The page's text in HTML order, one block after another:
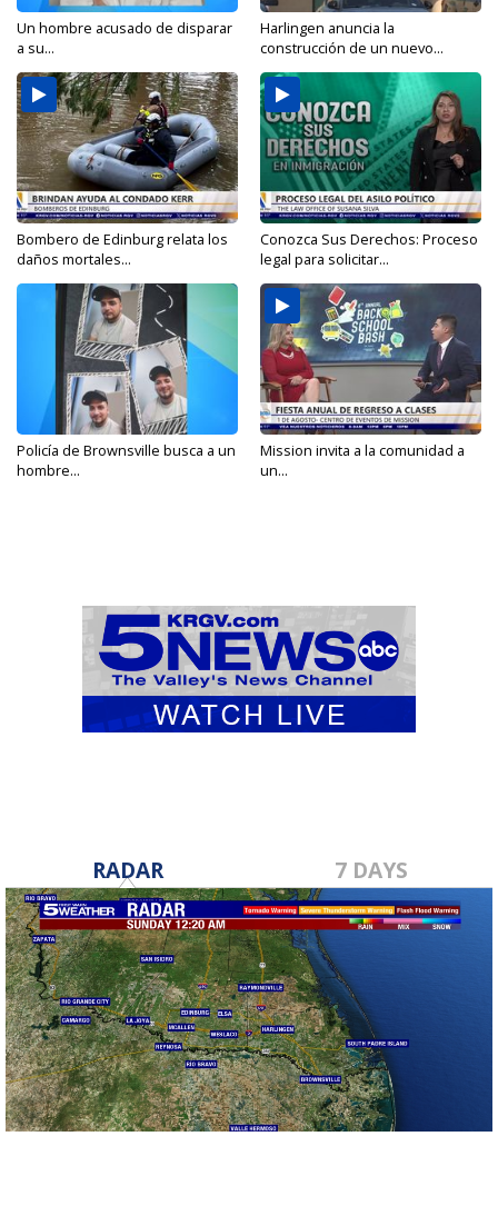
Un hombre acusado de disparar
a su...
Harlingen anuncia la
construcción de un nuevo...
Bombero de Edinburg relata los
daños mortales...
Conozca Sus Derechos: Proceso
legal para solicitar...
Policía de Brownsville busca a un
hombre...
Mission invita a la comunidad a
un...
RADAR 7 DAYS